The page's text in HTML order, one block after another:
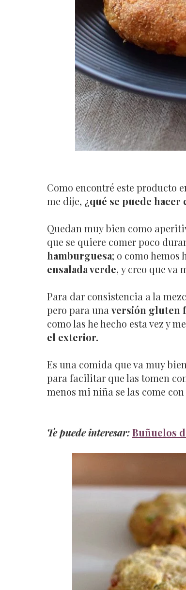
Como encontré este producto
me dije, ¿qué se puede
Quedan muy bien como
que se quiere comer poco
hamburguesa; o como hemos
ensalada verde, y creo que va
Para dar consistencia a la
pero para una versión gluten
como las he hecho esta vez y
el exterior.
Es una comida que va muy
para facilitar que las tomen
menos mi niña se las come
Te puede interesar:Buñuelos